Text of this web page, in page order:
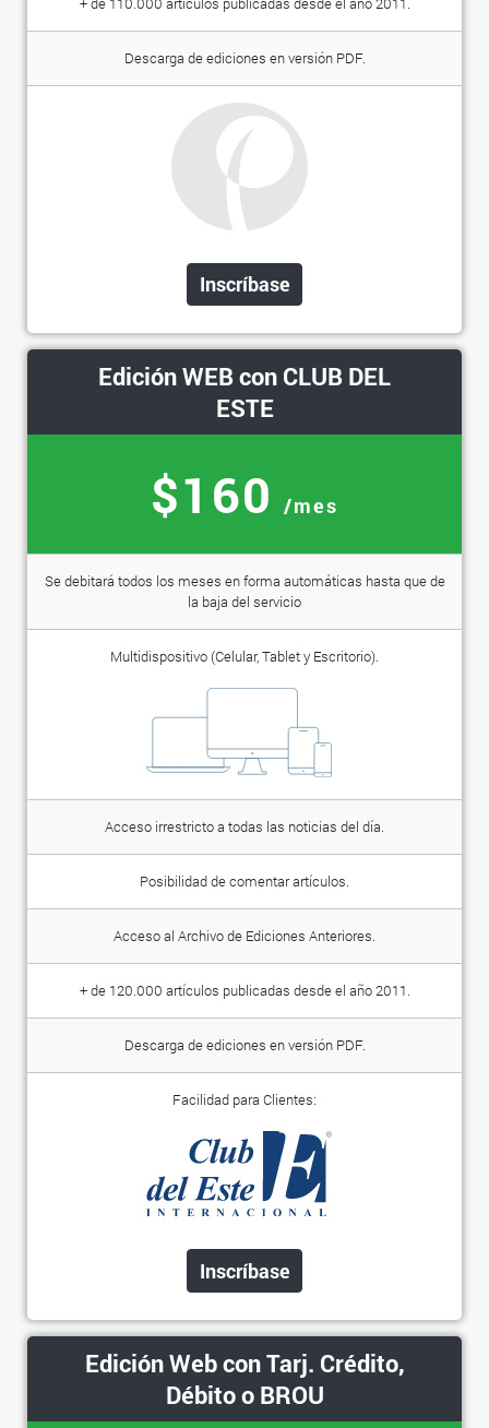
+ de 110.000 artículos publicadas desde el año 2011.
Descarga de ediciones en versión PDF.
Inscríbase
Edición WEB con CLUB DEL
ESTE
$160 /mes
Se debitará todos los meses en forma automáticas hasta que de
la baja del servicio
Multidispositivo (Celular, Tablet y Escritorio).
Acceso irrestricto a todas las noticias del día.
Posibilidad de comentar artículos.
Acceso al Archivo de Ediciones Anteriores.
+ de 120.000 artículos publicadas desde el año 2011.
Descarga de ediciones en versión PDF.
Facilidad para Clientes:
Inscríbase
Edición Web con Tarj. Crédito,
Débito o BROU